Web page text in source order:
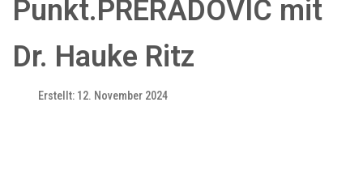
Punkt.PRERADOVIC mit
Dr. Hauke Ritz
Erstellt: 12. November 2024